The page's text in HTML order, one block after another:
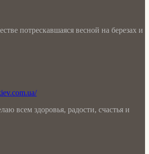
потрескавшаяся весной на березах и
всем здоровья, радости, счастья и